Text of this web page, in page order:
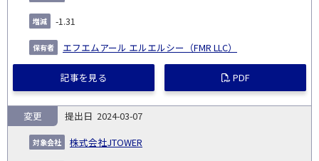
-1.31
エフエムアール エルエルシー（FMR LLC）
記事を見る PDF
2024-03-07
株式会社JTOWER
変更